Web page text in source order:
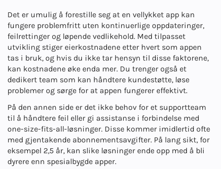
Det er umulig å forestille seg at en vellykket app kan
fungere problemfritt uten kontinuerlige oppdateringer,
feilrettinger og løpende vedlikehold. Med tilpasset
utvikling stiger eierkostnadene etter hvert som appen
tas i bruk, og hvis du ikke tar hensyn til disse faktorene,
kan kostnadene øke enda mer. Du trenger også et
dedikert team som kan håndtere kundestøtte, løse
problemer og sørge for at appen fungerer effektivt.
På den annen side er det ikke behov for et supportteam
til å håndtere feil eller gi assistanse i forbindelse med
one-size-fits-all-løsninger. Disse kommer imidlertid ofte
med gjentakende abonnementsavgifter. På lang sikt, for
eksempel 2,5 år, kan slike løsninger ende opp med å bli
dyrere enn spesialbygde apper.